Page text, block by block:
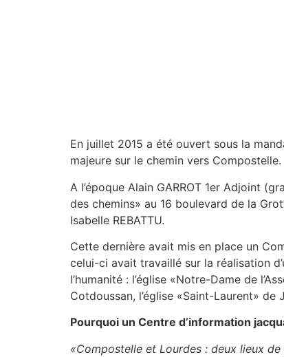
En juillet 2015 a été ouvert sous la
majeure sur le chemin vers Compostelle.
A l’époque Alain GARROT 1er Adjoint
des chemins» au 16 boulevard de la
Isabelle REBATTU.
Cette dernière avait mis en place un
celui-ci avait travaillé sur la réalisation
l’humanité : l’église «Notre-Dame de
Cotdoussan, l’église «Saint-Laurent» de
Pourquoi un Centre d’information
«Compostelle et Lourdes : deux lieux de